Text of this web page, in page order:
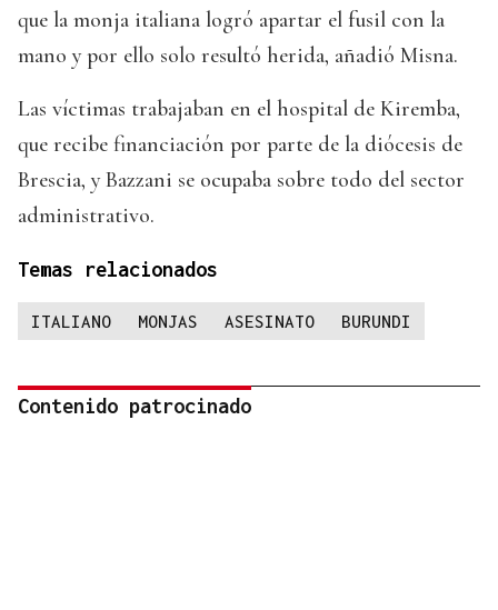
que la monja italiana logró apartar el fusil con la
mano y por ello solo resultó herida, añadió Misna.
Las víctimas trabajaban en el hospital de Kiremba,
que recibe financiación por parte de la diócesis de
Brescia, y Bazzani se ocupaba sobre todo del sector
administrativo.
Temas relacionados
ITALIANO MONJAS ASESINATO BURUNDI
Contenido patrocinado